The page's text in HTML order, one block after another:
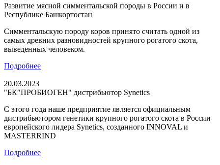
Развитие мясной симментальской породы в России и в
Республике Башкортостан
Симментальскую породу коров принято считать одной из
самых древних разновидностей крупного рогатого скота,
выведенных человеком.
Подробнее
20.03.2023
"БК"ПРОБИОГЕН" дистрибьютор Synetics
С этого года наше предприятие является официальным
дистрибьютором генетики крупного рогатого скота в России
европейского лидера Synetics, созданного INNOVAL и
MASTERRIND
Подробнее